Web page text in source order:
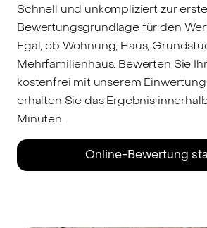
Schnell und unkompliziert zur
Bewertungsgrundlage für den
Egal, ob Wohnung, Haus,
Mehrfamilienhaus. Bewerten Sie
kostenfrei mit unserem
erhalten Sie das Ergebnis
Minuten.
Online-Bewertung